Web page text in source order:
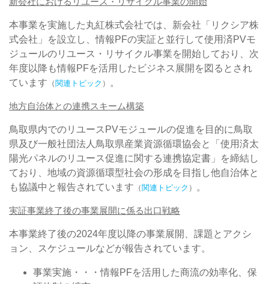
本事業を実施した丸紅株式会社では、新会社「リクシア株
式会社」を設立し、情報PFの実証と並行して使用済PVモ
ジュールのリユース・リサイクル事業を開始しており、次
年度以降も情報PFを活用したビジネス展開を図るとされ
ています （関連トピック ） 。
地方自治体との連携スキーム構築
鳥取県内でのリユースPVモジュールの促進を目的に鳥取
県及び一般社団法人鳥取県産業資源循環協会と「使用済太
陽光パネルのリユース促進に関する連携協定書」を締結し
ており、地域の資源循環型社会の形成を目指し他自治体と
も協議中と報告されています （関連トピック ） 。
実証事業終了後の事業展開に係る出口戦略
本事業終了後の2024年度以降の事業展開、課題とアクシ
ョン、スケジュールなどが報告されています。
事業実施・・・情報PFを活用した商流の効率化、保